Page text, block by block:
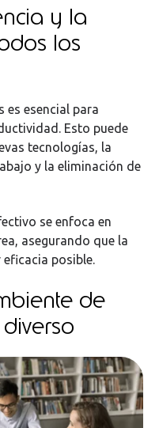
y la
los
es esencial para
Esto puede
tecnologías, la
y la eliminación de
se enfoca en
asegurando que la
posible.
de